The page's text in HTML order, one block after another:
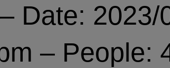
Date: 2023/
– People: